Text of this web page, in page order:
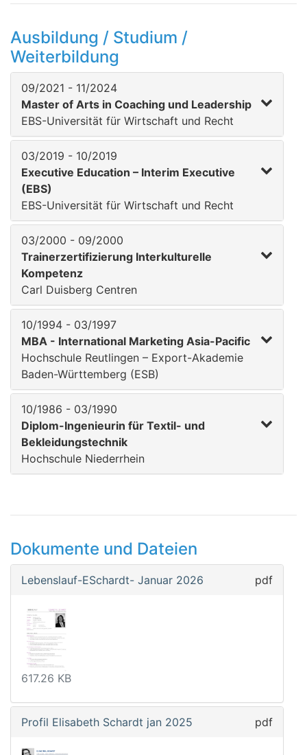
Ausbildung / Studium /
Weiterbildung
09/2021 - 11/2024
Master of Arts in Coaching und Leadership
EBS-Universität für Wirtschaft und Recht
03/2019 - 10/2019
Executive Education – Interim Executive
(EBS)
EBS-Universität für Wirtschaft und Recht
03/2000 - 09/2000
Trainerzertifizierung Interkulturelle
Kompetenz
Carl Duisberg Centren
10/1994 - 03/1997
MBA - International Marketing Asia-Pacific
Hochschule Reutlingen – Export-Akademie
Baden-Württemberg (ESB)
10/1986 - 03/1990
Diplom-Ingenieurin für Textil- und
Bekleidungstechnik
Hochschule Niederrhein
Dokumente und Dateien
Lebenslauf-ESchardt- Januar 2026 pdf
617.26 KB
Profil Elisabeth Schardt jan 2025 pdf